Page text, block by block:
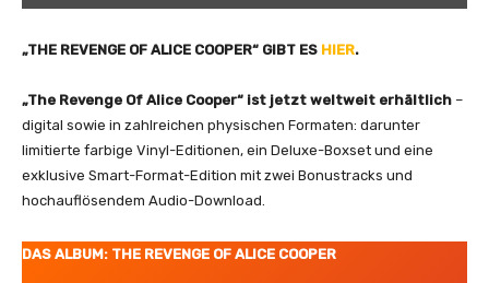
h
R
e
v
e
n
e
„THE REVENGE OF ALICE COOPER“ GIBT ES HIER.
„The Revenge Of Alice Cooper“ ist jetzt weltweit erhältlich –
digital sowie in zahlreichen physischen Formaten: darunter
limitierte farbige Vinyl-Editionen, ein Deluxe-Boxset und eine
exklusive Smart-Format-Edition mit zwei Bonustracks und
hochauflösendem Audio-Download.
DAS ALBUM: THE REVENGE OF ALICE COOPER